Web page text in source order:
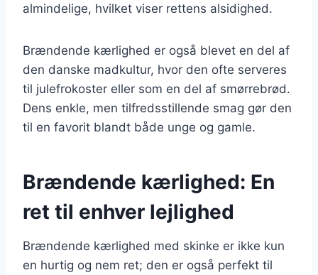
almindelige, hvilket viser rettens alsidighed.
Brændende kærlighed er også blevet en del af
den danske madkultur, hvor den ofte serveres
til julefrokoster eller som en del af smørrebrød.
Dens enkle, men tilfredsstillende smag gør den
til en favorit blandt både unge og gamle.
Brændende kærlighed: En
ret til enhver lejlighed
Brændende kærlighed med skinke er ikke kun
en hurtig og nem ret; den er også perfekt til